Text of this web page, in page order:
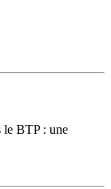
le BTP : une